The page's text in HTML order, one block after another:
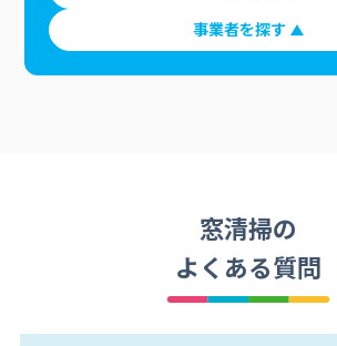
事業者を探す
窓清掃の
よくある質問